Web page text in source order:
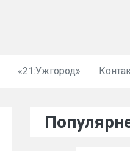
«21:Ужгород»